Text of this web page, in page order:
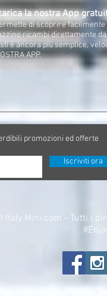
la nostra App
di scoprire
ricambi direttamente
è ancora più semplice,
APP.
promozioni ed offerte
Iscriviti ora
Italy Mini.com - Tutti i